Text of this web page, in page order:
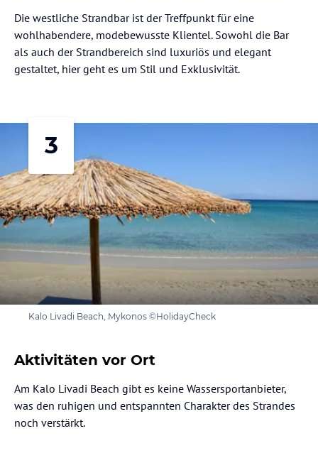
Die westliche Strandbar ist der Treffpunkt für eine
wohlhabendere, modebewusste Klientel. Sowohl die Bar
als auch der Strandbereich sind luxuriös und elegant
gestaltet, hier geht es um Stil und Exklusivität.
3
Kalo Livadi Beach, Mykonos ©HolidayCheck
Aktivitäten vor Ort
Am Kalo Livadi Beach gibt es keine Wassersportanbieter,
was den ruhigen und entspannten Charakter des Strandes
noch verstärkt.